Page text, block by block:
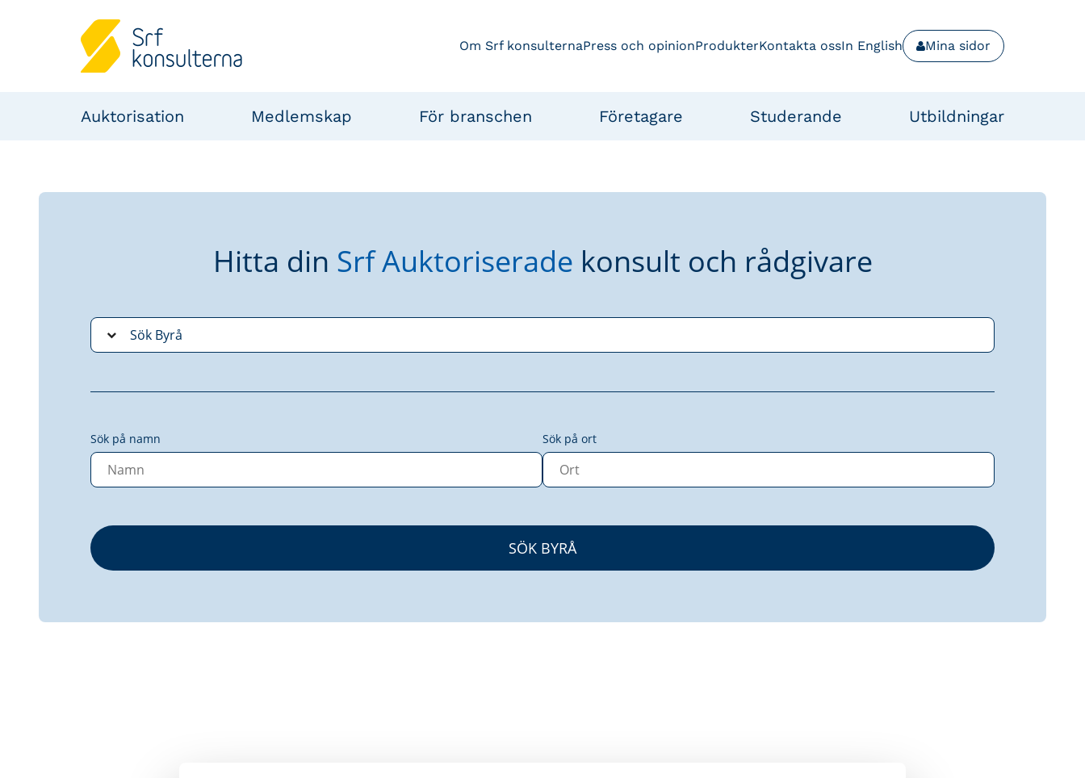
Om Srf konsulternaPress och opinionProdukterKontakta ossIn English Mina sidor
Auktorisation Medlemskap För branschen Företagare Studerande Utbildningar
Hitta din Srf Auktoriserade konsult och rådgivare
Sök på namn Sök på ort